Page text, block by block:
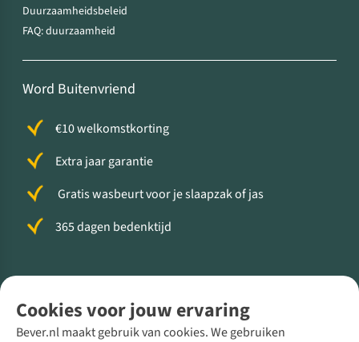
Cookies voor jouw ervaring
Bever.nl maakt gebruik van cookies. We gebruiken
Duurzaamheidsbeleid
FAQ: duurzaamheid
Word Buitenvriend
€10 welkomstkorting
Extra jaar garantie
Gratis wasbeurt voor je slaapzak of jas
365 dagen bedenktijd